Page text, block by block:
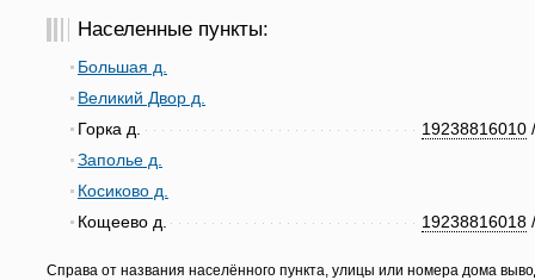
Населенные пункты:
Большая д.
Великий Двор д.
19238816010
Горка д.
Заполье д.
Косиково д.
19238816018
Кощеево д.
Справа от названия населённого пункта, улицы или номера дома